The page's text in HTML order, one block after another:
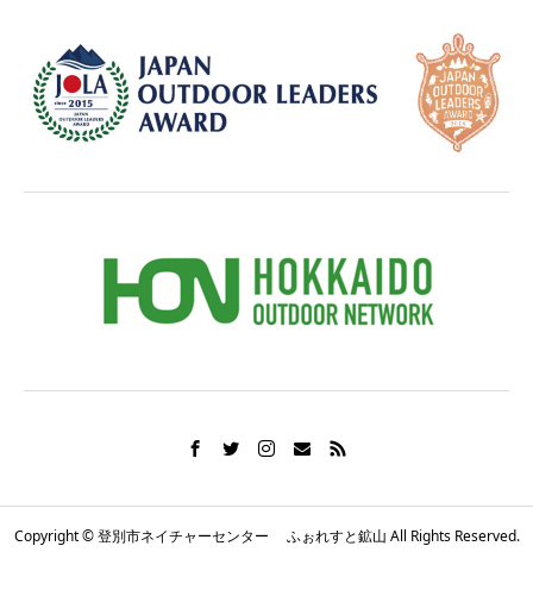
Copyright © 登別市ネイチャーセンター ふぉれすと鉱山 All Rights Reserved.